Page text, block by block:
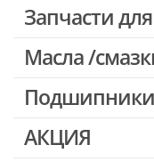
Запчасти
Двигатели,
Выключатели,
Запчасти для
Масла /
АКЦИЯ